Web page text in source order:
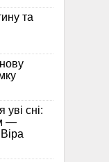
та
уві сні:
—